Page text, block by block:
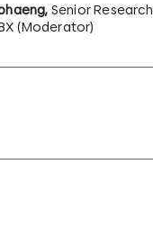
Senior Research
(Moderator)